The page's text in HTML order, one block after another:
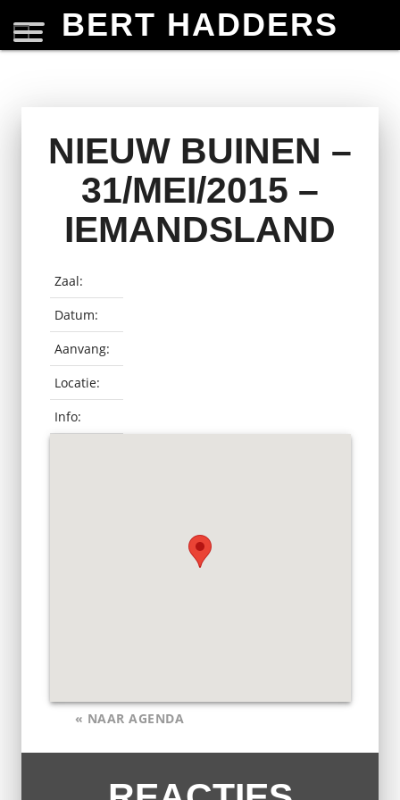
BERT HADDERS
NIEUW BUINEN –
31/MEI/2015 –
IEMANDSLAND
Zaal:
Datum:
Aanvang:
Locatie:
Info:
« NAAR AGENDA